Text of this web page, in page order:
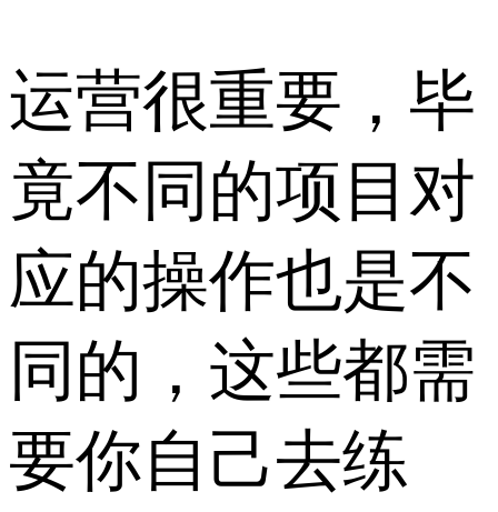
运营很重要，毕
竟不同的项目对
应的操作也是不
同的，这些都需
要你自己去练